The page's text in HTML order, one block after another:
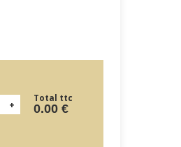
Total ttc
0.00 €